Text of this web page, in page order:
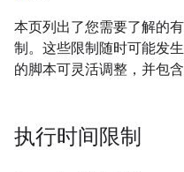
本页列出了您需要了解的
制。这些限制随时可能发
的脚本可灵活调整，并包含
执行时间限制